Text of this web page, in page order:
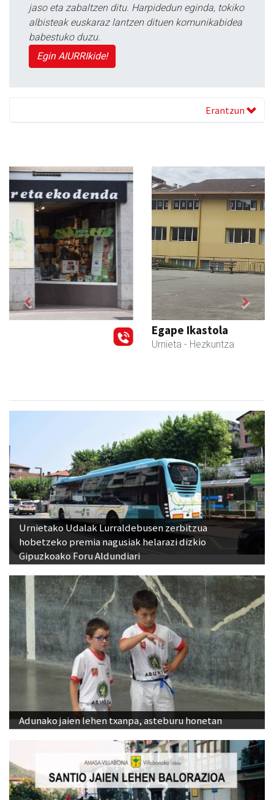
jaso eta zabaltzen ditu. Harpidedun eginda, tokiko
albisteak euskaraz lantzen dituen komunikabidea
babestuko duzu.
Egin AIURRIkide!
Erantzun
Previous Next
Urnietako Udalak Lurraldebusen zerbitzua
hobetzeko premia nagusiak helarazi dizkio
Gipuzkoako Foru Aldundiari
Adunako jaien lehen txanpa, asteburu honetan